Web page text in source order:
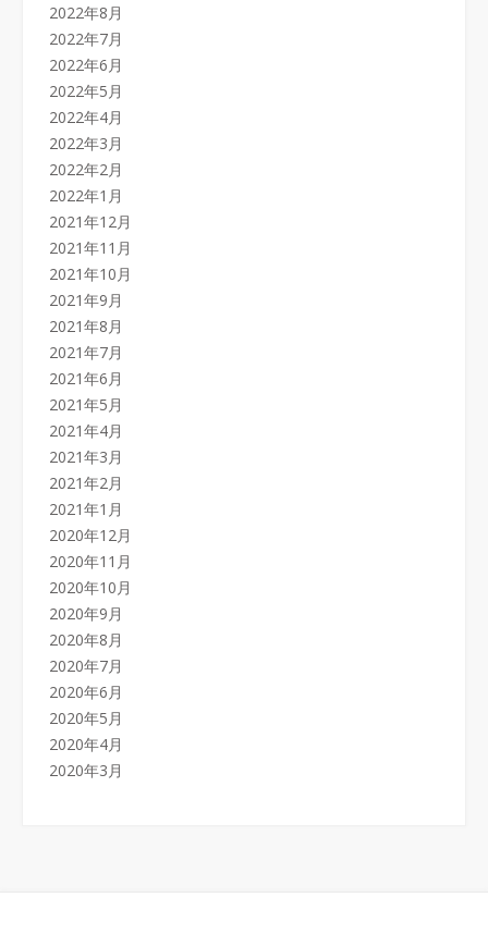
2022年8月
2022年7月
2022年6月
2022年5月
2022年4月
2022年3月
2022年2月
2022年1月
2021年12月
2021年11月
2021年10月
2021年9月
2021年8月
2021年7月
2021年6月
2021年5月
2021年4月
2021年3月
2021年2月
2021年1月
2020年12月
2020年11月
2020年10月
2020年9月
2020年8月
2020年7月
2020年6月
2020年5月
2020年4月
2020年3月